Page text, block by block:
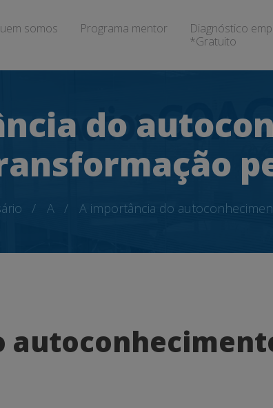
somos Programa mentor
Diagnóstico
*Gratuito
do
A A importância do